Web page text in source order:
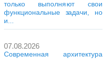
только выполняют свои
функциональные задачи, но
и...
07.08.2026
Современная архитектура